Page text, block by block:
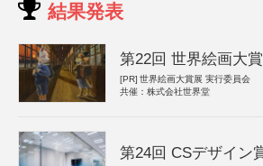
結果発表
第22回 世界絵画大
[PR] 世界絵画大賞展 実行委員会
共催：株式会社世界堂
第24回 CSデザイン